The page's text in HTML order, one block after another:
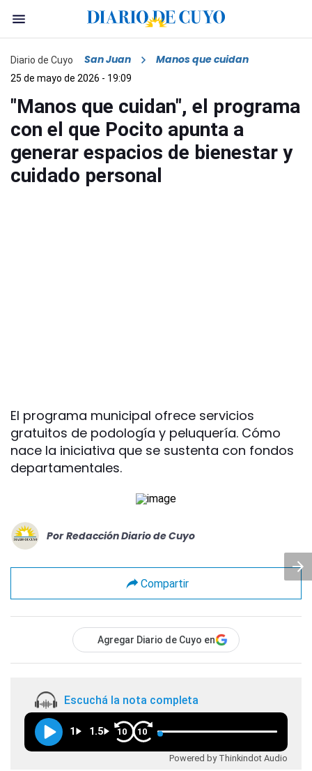
Diario de Cuyo San Juan Manos que cuidan
25 de mayo de 2026 - 19:09
"Manos que cuidan", el programa
con el que Pocito apunta a
generar espacios de bienestar y
cuidado personal
El programa municipal ofrece servicios
gratuitos de podología y peluquería. Cómo
nace la iniciativa que se sustenta con fondos
departamentales.
Por Redacción Diario de Cuyo
Compartir
Agregar Diario de Cuyo en
Escuchá la nota completa
1 1.5 10 10
Powered by Thinkindot Audio